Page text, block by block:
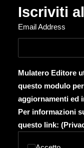
Iscriviti
Email Address
Mulatero Editore
questo modulo
aggiornamenti ed
Per informazioni
questo link: (